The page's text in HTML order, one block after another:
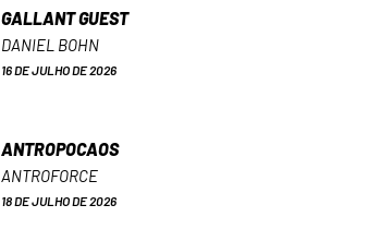
GALLANT GUEST
DANIEL BOHN
16 DE JULHO DE 2026
ANTROPOCAOS
ANTROFORCE
18 DE JULHO DE 2026